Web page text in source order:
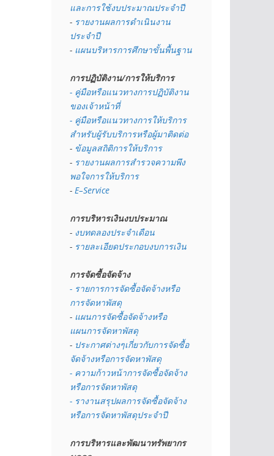
และการใช้งบประมาณประจำปี
- รายงานผลการดำเนินงาน
ประจำปี
- แผนบริหารการศึกษาขั้นพื้นฐาน
การปฏิบัติงาน/การให้บริการ
- คู่มือหรือแนวทางการปฏิบัติงาน
ของเจ้าหน้าที่
- คู่มือหรือแนวทางการให้บริการ
สำหรับผู้รับบริการหรือผู้มาติดต่อ
- ข้อมูลสถิติการให้บริการ
- รายงานผลการสำรวจความพึง
พอใจการให้บริการ
- E–Service
การบริหารเงินงบประมาณ
- งบทดลองประจำเดือน
- รายละเอียดประกอบงบการเงิน
การจัดซื้อจัดจ้าง
- รายการการจัดซื้อจัดจ้างหรือ
การจัดหาพัสดุ
- แผนการจัดซื้อจัดจ้างหรือ
แผนการจัดหาพัสดุ
- ประกาศต่างๆเกี่ยวกับการจัดซื้อ
จัดจ้างหรือการจัดหาพัสดุ
- ความก้าวหน้าการจัดซื้อจัดจ้าง
หรือการจัดหาพัสดุ
- รางานสรุปผลการจัดซื้อจัดจ้าง
หรือการจัดหาพัสดุประจำปี
การบริหารและพัฒนาทรัพยากร